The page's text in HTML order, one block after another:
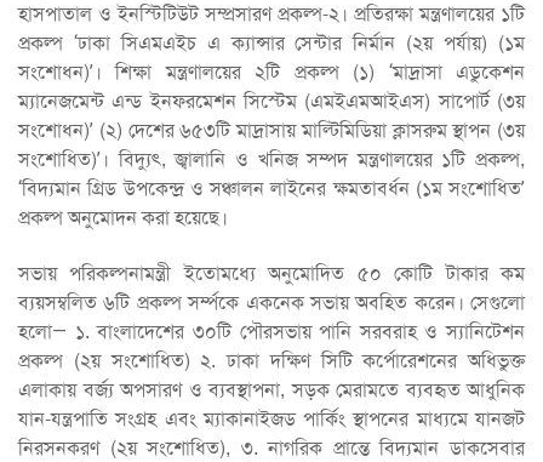
হাসপাতাল ও ইনস্টিটিউট সম্প্রসারণ প্রকল্প-২। প্রতিরক্ষা মন্ত্রণালয়ের ১টি
প্রকল্প ‘ঢাকা সিএমএইচ এ ক্যান্সার সেন্টার নির্মান (২য় পর্যায়) (১ম
সংশোধন)’। শিক্ষা মন্ত্রণালয়ের ২টি প্রকল্প (১) ‘মাদ্রাসা এডুকেশন
ম্যানেজমেন্ট এন্ড ইনফরমেশন সিস্টেম (এমইএমআইএস) সাপোর্ট (৩য়
সংশোধন)’ (২) দেশের ৬৫৩টি মাদ্রাসায় মাল্টিমিডিয়া ক্লাসরুম স্থাপন (৩য়
সংশোধিত)’। বিদ্যুৎ, জ্বালানি ও খনিজ সম্পদ মন্ত্রণালয়ের ১টি প্রকল্প,
‘বিদ্যমান গ্রিড উপকেন্দ্র ও সঞ্চালন লাইনের ক্ষমতাবর্ধন (১ম সংশোধিত’
প্রকল্প অনুমোদন করা হয়েছে।
সভায় পরিকল্পনামন্ত্রী ইতোমধ্যে অনুমোদিত ৫০ কোটি টাকার কম
ব্যয়সম্বলিত ৬টি প্রকল্প সর্ম্পকে একনেক সভায় অবহিত করেন। সেগুলো
হলো— ১. বাংলাদেশের ৩০টি পৌরসভায় পানি সরবরাহ ও স্যানিটেশন
প্রকল্প (২য় সংশোধিত) ২. ঢাকা দক্ষিণ সিটি কর্পোরেশনের অধিভুক্ত
এলাকায় বর্জ্য অপসারণ ও ব্যবস্থাপনা, সড়ক মেরামতে ব্যবহৃত আধুনিক
যান-যন্ত্রপাতি সংগ্রহ এবং ম্যাকানাইজড পার্কিং স্থাপনের মাধ্যমে যানজট
নিরসনকরণ (২য় সংশোধিত), ৩. নাগরিক প্রান্তে বিদ্যমান ডাকসেবার